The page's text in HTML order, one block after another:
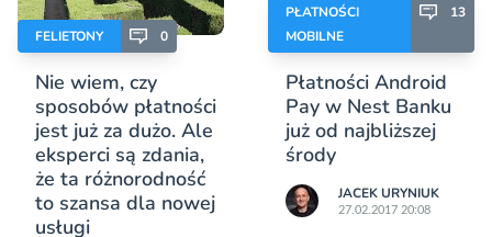
FELIETONY 0
Nie wiem, czy
sposobów płatności
jest już za dużo. Ale
eksperci są zdania,
że ta różnorodność
to szansa dla nowej
usługi
PŁATNOŚCI
MOBILNE
13
Płatności Android
Pay w Nest Banku
już od najbliższej
środy
JACEK URYNIUK
27.02.2017 20:08